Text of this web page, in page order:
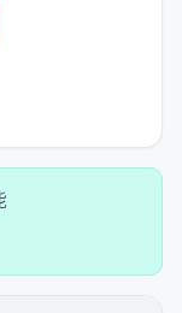
迟与成本、幻
1.
密或稀疏表
：可能包含检索